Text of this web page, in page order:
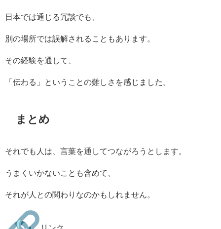
日本では通じる冗談でも、
別の場所では誤解されることもあります。
その経験を通して、
「伝わる」ということの難しさを感じました。
まとめ
それでも人は、言葉を通してつながろうとします。
うまくいかないことも含めて、
それが人との関わりなのかもしれません。
リンク